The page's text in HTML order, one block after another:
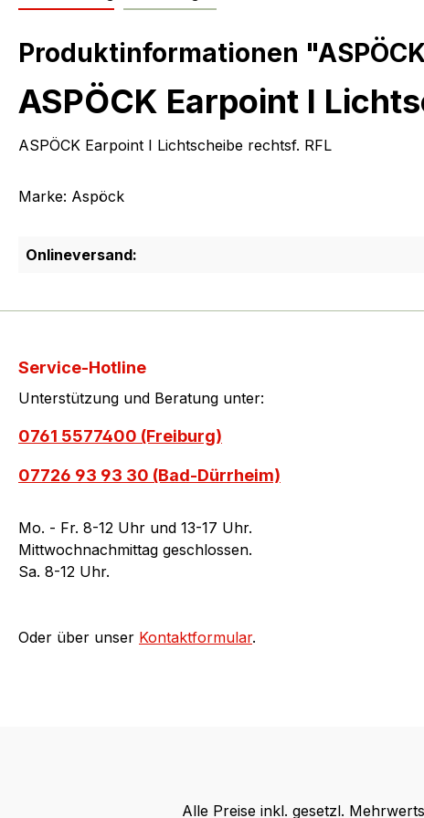
Produktinformationen
ASPÖCK Earpoint I
ASPÖCK Earpoint I Lichtscheibe rechtsf. RFL
Marke: Aspöck
Onlineversand:
Service-Hotline
Unterstützung und Beratung unter:
0761 5577400 (Freiburg)
07726 93 93 30 (Bad-Dürrheim)
Mo. - Fr. 8-12 Uhr und 13-17 Uhr.
Mittwochnachmittag geschlossen.
Sa. 8-12 Uhr.
Oder über unser Kontaktformular.
Alle Preise inkl. gesetzl.